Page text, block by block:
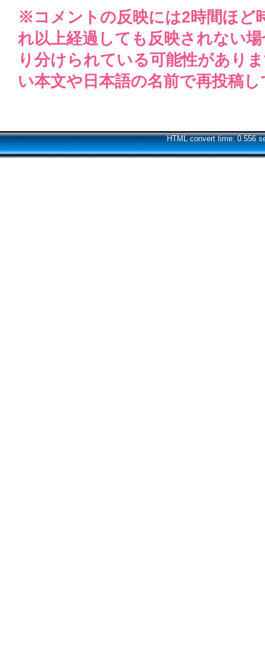
※コメントの反映には2時間ほど
れ以上経過しても反映されない
り分けられている可能性があり
い本文や日本語の名前で再投稿
HTML convert time: 0.556